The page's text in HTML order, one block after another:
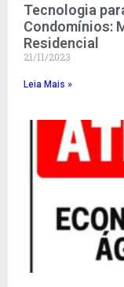
Tecnologia
Condomínios:
Residencial
21/11/2023
Leia Mais »